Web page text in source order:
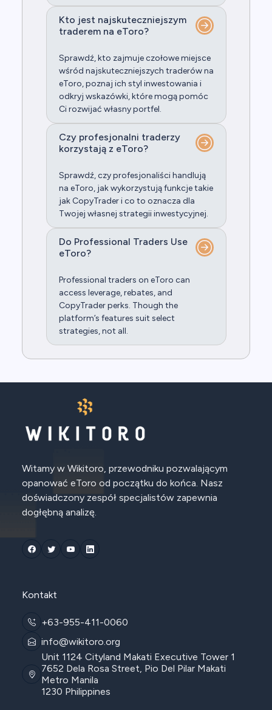
Kto jest najskuteczniejszym
traderem na eToro?
Sprawdź, kto zajmuje czołowe miejsce
wśród najskuteczniejszych traderów na
eToro, poznaj ich styl inwestowania i
odkryj wskazówki, które mogą pomóc
Ci rozwijać własny portfel.
Czy profesjonalni traderzy
korzystają z eToro?
Sprawdź, czy profesjonaliści handlują
na eToro, jak wykorzystują funkcje takie
jak CopyTrader i co to oznacza dla
Twojej własnej strategii inwestycyjnej.
Do Professional Traders Use
eToro?
Professional traders on eToro can
access leverage, rebates, and
CopyTrader perks. Though the
platform’s features suit select
strategies, not all.
Witamy w Wikitoro, przewodniku pozwalającym
opanować eToro od początku do końca. Nasz
doświadczony zespół specjalistów zapewnia
dogłębną analizę.
Kontakt
+63-955-411-0060
info@wikitoro.org
Unit 1124 Cityland Makati Executive Tower 1
7652 Dela Rosa Street, Pio Del Pilar Makati
Metro Manila
1230 Philippines